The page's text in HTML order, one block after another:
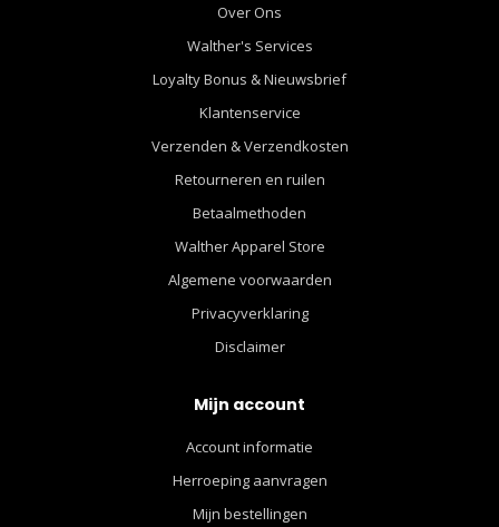
Over Ons
Walther's Services
Loyalty Bonus & Nieuwsbrief
Klantenservice
Verzenden & Verzendkosten
Retourneren en ruilen
Betaalmethoden
Walther Apparel Store
Algemene voorwaarden
Privacyverklaring
Disclaimer
Mijn account
Account informatie
Herroeping aanvragen
Mijn bestellingen